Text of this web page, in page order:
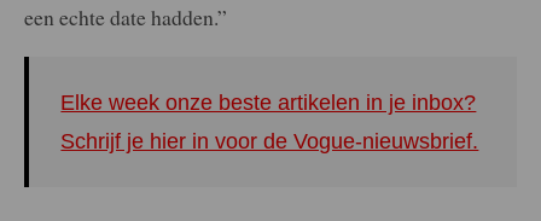
een echte date hadden.”
Elke week onze beste artikelen in je inbox?
Schrijf je hier in voor de Vogue-nieuwsbrief.